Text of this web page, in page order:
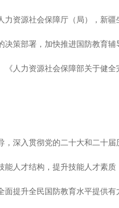
源社会保障厅（局），新疆
部署，加快推进国防教育辅
人力资源社会保障部关于健
入贯彻党的二十大和二十届
人才结构，提升技能人才素
提升全民国防教育水平提供有